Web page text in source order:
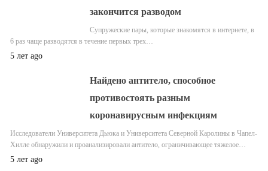
закончится разводом
Супружеские пары, которые знакомятся в интернете, в
6 раз чаще разводятся в течение первых трех…
5 лет ago
Найдено антитело, способное
противостоять разным
коронавирусным инфекциям
Исследователи Университета Дьюка и Университета Северной Каролины в Чапел-
Хилле обнаружили и проанализировали антитело, ограничивающее тяжелое…
5 лет ago